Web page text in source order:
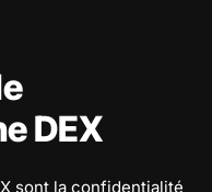
DEX
sont la confidentialité